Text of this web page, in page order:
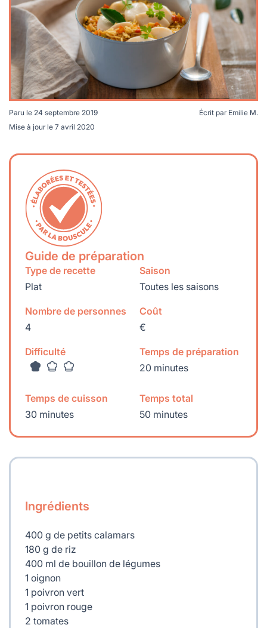
durables
douce
Paru le 24 septembre 2019
Mise à jour le 7 avril 2020
Écrit par Emilie M.
Guide de préparation
Type de recette
Plat
Saison
Toutes les saisons
Nombre de personnes
4
Coût
€
Difficulté
Temps de préparation
20 minutes
Temps de cuisson
30 minutes
Temps total
50 minutes
Ingrédients
400 g de petits calamars
180 g de riz
400 ml de bouillon de légumes
1 oignon
1 poivron vert
1 poivron rouge
2 tomates